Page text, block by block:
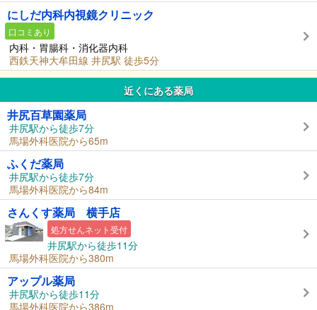
にしだ内科内視鏡クリニック
口コミあり
内科・胃腸科・消化器内科
西鉄天神大牟田線 井尻駅 徒歩5分
近くにある薬局
井尻百草園薬局
井尻駅から徒歩7分
馬場外科医院から65m
ふくだ薬局
井尻駅から徒歩7分
馬場外科医院から84m
さんくす薬局 横手店
処方せんネット受付
井尻駅から徒歩11分
馬場外科医院から380m
アップル薬局
井尻駅から徒歩11分
馬場外科医院から386m